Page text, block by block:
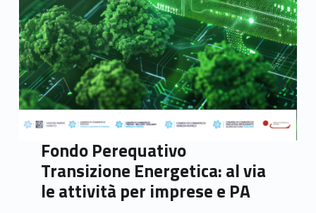
Fondo Perequativo
Transizione Energetica: al via
le attività per imprese e PA